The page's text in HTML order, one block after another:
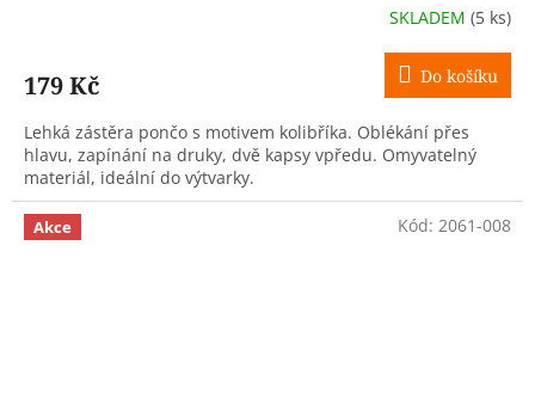
SKLADEM (5 ks)
179 Kč Do košíku
Lehká zástěra pončo s motivem kolibříka. Oblékání přes
hlavu, zapínání na druky, dvě kapsy vpředu. Omyvatelný
materiál, ideální do výtvarky.
Akce Kód: 2061-008